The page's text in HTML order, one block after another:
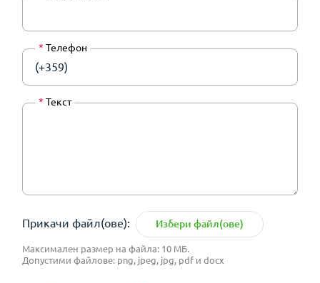
* Телефон
(+359)
* Текст
Прикачи файл(ове): Избери файл(ове)
Максимален размер на файла: 10 МБ.
Допустими файлове: png, jpeg, jpg, pdf и docx